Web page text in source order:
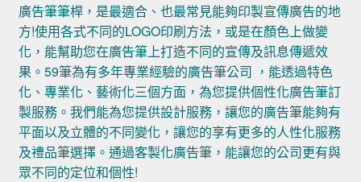
廣告筆筆桿，是最適合、也最常見能夠印製宣傳廣告的地
方!使用各式不同的LOGO印刷方法，或是在顏色上做變
化，能幫助您在廣告筆上打造不同的宣傳及訊息傳遞效
果。59筆為有多年專業經驗的廣告筆公司 ，能透過特色
化、專業化、藝術化三個方面，為您提供個性化廣告筆訂
製服務。我們能為您提供設計服務，讓您的廣告筆能夠有
平面以及立體的不同變化，讓您的享有更多的人性化服務
及禮品筆選擇。通過客製化廣告筆，能讓您的公司更有與
眾不同的定位和個性!